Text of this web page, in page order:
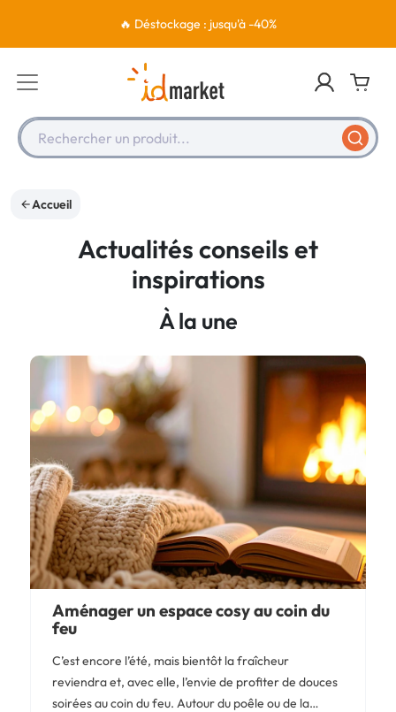
🔥 Déstockage : jusqu'à -40%
Rechercher un produit...
Accueil
Actualités conseils et
inspirations
À la une
Aménager un espace cosy au coin du
feu
C’est encore l’été, mais bientôt la fraîcheur
reviendra et, avec elle, l’envie de profiter de douces
soirées au coin du feu. Autour du poêle ou de la